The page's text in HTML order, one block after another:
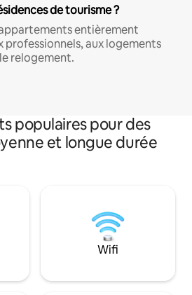
de tourisme ?
entièrement
professionnels, aux logements
relogement.
populaires pour des
et longue durée
Wifi